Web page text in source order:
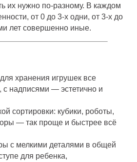
их нужно по-разному. В каждом
от 0 до 3-х одни, от 3-х до
лет совершенно иные.
хранения игрушек все
надписями — эстетично и
сортировки: кубики, роботы,
— так проще и быстрее всё
с мелкими деталями в общей
для ребенка,